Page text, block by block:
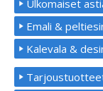
Ulkomaiset
Emali &
Kalevala &